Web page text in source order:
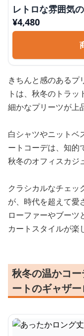
レトロな雰囲気
¥4,480
きちんと感のあるプ
トは、秋冬のトラッ
細かなプリーツが上
白シャツやニットベ
ートコーデは、知的
秋冬のオフィスカジ
クラシカルなチェッ
が、時代を超えて愛
ローファーやブーツ
カートスタイルが楽
秋冬の温かコ
ートのギャザ